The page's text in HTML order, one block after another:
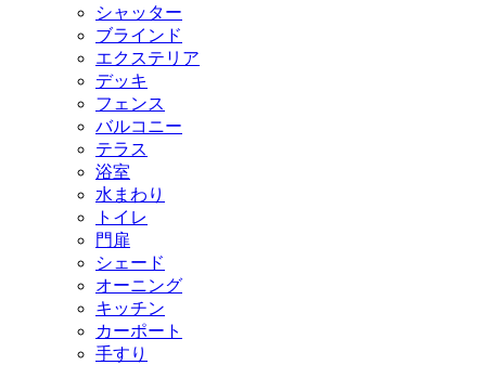
シャッター
ブラインド
エクステリア
デッキ
フェンス
バルコニー
テラス
浴室
水まわり
トイレ
門扉
シェード
オーニング
キッチン
カーポート
手すり